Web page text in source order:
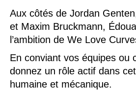
Aux côtés de Jordan
et Maxim Bruckmann,
l’ambition de We Love
En conviant vos équipes ou
donnez un rôle actif dans
humaine et mécanique.